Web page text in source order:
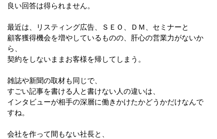
良い回答は得られません。
最近は、リスティング広告、ＳＥＯ、ＤＭ、セミナーと
顧客獲得機会を増やしているものの、肝心の営業力がないか
ら、
契約をしないままお客様を帰してしまう。
雑誌や新聞の取材も同じで、
すごい記事を書ける人と書けない人の違いは、
インタビューが相手の深層に働きかけたかどうかだけなんで
すね。
会社を作って間もない社長と、